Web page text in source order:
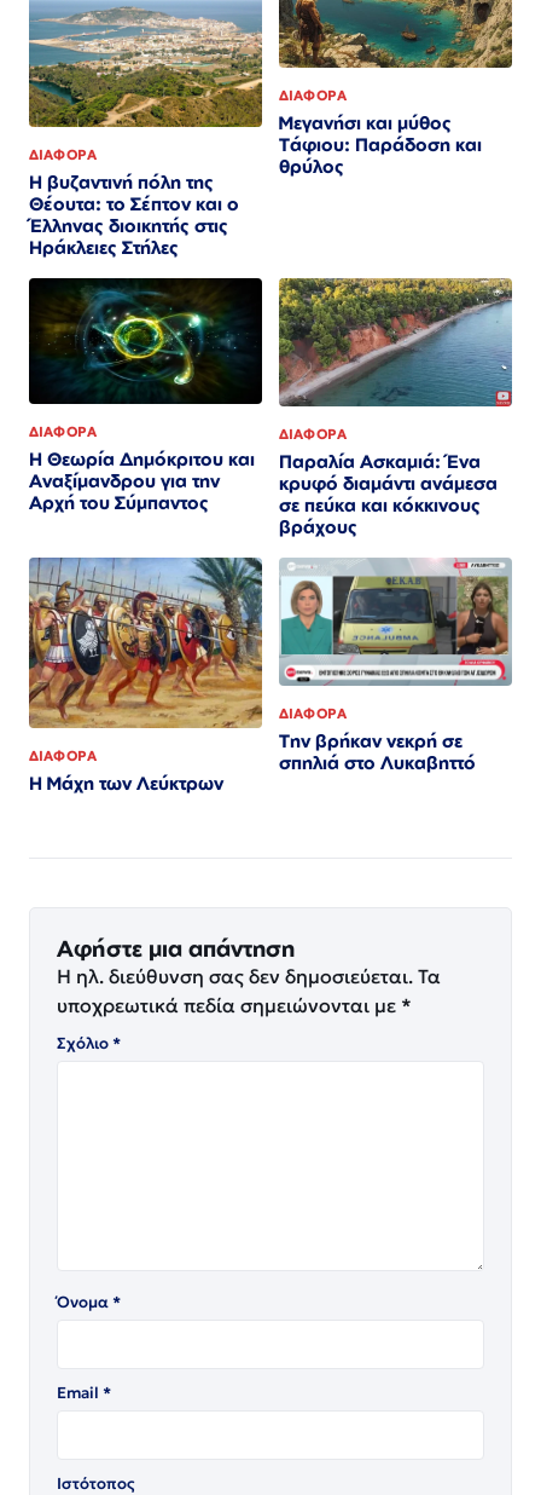
ΔΙΑΦΟΡΑ
Η βυζαντινή πόλη της
Θέουτα: το Σέπτον και ο
Έλληνας διοικητής στις
Ηράκλειες Στήλες
ΔΙΑΦΟΡΑ
Μεγανήσι και μύθος
Τάφιου: Παράδοση και
θρύλος
ΔΙΑΦΟΡΑ
Η Θεωρία Δημόκριτου και
Αναξίμανδρου για την
Αρχή του Σύμπαντος
ΔΙΑΦΟΡΑ
Παραλία Ασκαμιά: Ένα
κρυφό διαμάντι ανάμεσα
σε πεύκα και κόκκινους
βράχους
ΔΙΑΦΟΡΑ
Η Μάχη των Λεύκτρων
ΔΙΑΦΟΡΑ
Την βρήκαν νεκρή σε
σπηλιά στο Λυκαβηττό
Αφήστε μια απάντηση
Η ηλ. διεύθυνση σας δεν δημοσιεύεται. Τα
υποχρεωτικά πεδία σημειώνονται με *
Σχόλιο*
Όνομα*
Email *
Ιστότοπος